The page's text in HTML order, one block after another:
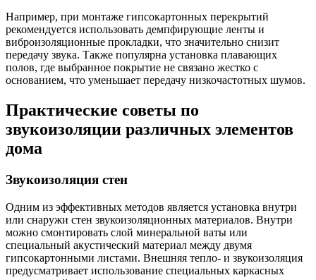
Например, при монтаже гипсокартонных перекрытий
рекомендуется использовать демпфирующие ленты и
виброизоляционные прокладки, что значительно снизит
передачу звука. Также популярна установка плавающих
полов, где выбранное покрытие не связано жестко с
основанием, что уменьшает передачу низкочастотных шумов.
Практические советы по
звукоизоляции различных элементов
дома
Звукоизоляция стен
Одним из эффективных методов является установка внутри
или снаружи стен звукоизоляционных материалов. Внутри
можно смонтировать слой минеральной ваты или
специальный акустический материал между двумя
гипсокартонными листами. Внешняя тепло- и звукоизоляция
предусматривает использование специальных каркасных